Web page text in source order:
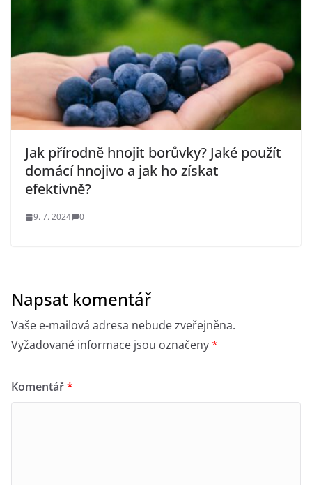
Jak přírodně hnojit borůvky? Jaké použít
domácí hnojivo a jak ho získat
efektivně?
9. 7. 2024 0
Napsat komentář
Vaše e-mailová adresa nebude zveřejněna.
Vyžadované informace jsou označeny*
Komentář*